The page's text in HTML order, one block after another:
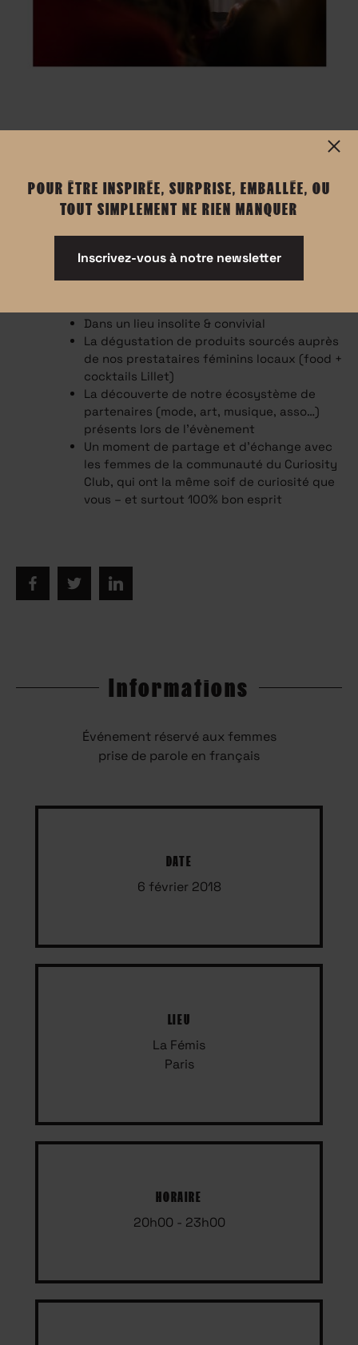
Dans un lieu insolite & convivial
La dégustation de produits sourcés auprès
de nos prestataires féminins locaux (food +
cocktails Lillet)
La découverte de notre écosystème de
partenaires (mode, art, musique, asso…)
présents lors de l’évènement
Un moment de partage et d’échange avec
les femmes de la communauté du Curiosity
Club, qui ont la même soif de curiosité que
vous – et surtout 100% bon esprit
Informations
Événement réservé aux femmes
prise de parole en français
DATE
6 février 2018
LIEU
La Fémis
Paris
HORAIRE
20h00 - 23h00
POUR ÊTRE INSPIRÉE, SURPRISE, EMBALLÉE, OU
TOUT SIMPLEMENT NE RIEN MANQUER
Inscrivez-vous à notre newsletter